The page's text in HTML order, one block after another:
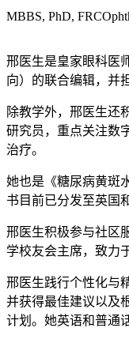
MBBS, PhD,
邢医生是皇家眼科医
向）的联合编辑，并
除教学外，邢医生还
研究员，重点关注数
治疗。
她也是《糖尿病黄斑
书目前已分发至英国
邢医生积极参与社区
学校友会主席，致力
邢医生践行个性化与
并获得最佳建议以及
计划。她英语和普通